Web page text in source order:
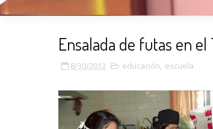
Ensalada de futas en
8/30/2013 educación, escuela.